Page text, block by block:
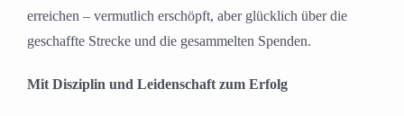
erreichen – vermutlich erschöpft, aber glücklich über die
geschaffte Strecke und die gesammelten Spenden.
Mit Disziplin und Leidenschaft zum Erfolg